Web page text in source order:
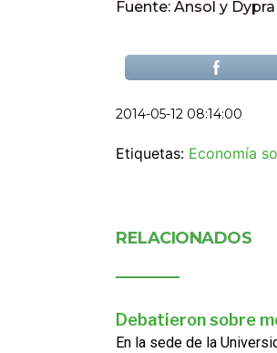
Fuente: Ansol y Dypra
2014-05-12 08:14:00
Etiquetas: Economía
RELACIONADOS
Debatieron sobre
En la sede de la